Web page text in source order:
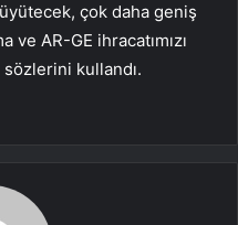
çok daha geniş
ve AR-GE ihracatımızı
kullandı.